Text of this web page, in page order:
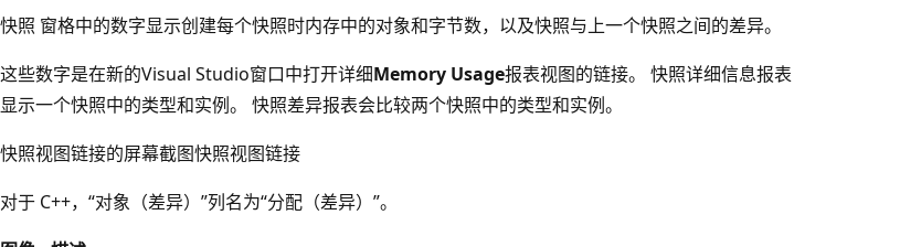
快照 窗格中的数字显示创建每个快照时内存中的对象和字节数，以及快照与上一个快照之间的差异。
这些数字是在新的Visual Studio窗口中打开详细Memory Usage报表视图的链接。 快照详细信息报表
显示一个快照中的类型和实例。 快照差异报表会比较两个快照中的类型和实例。
快照视图链接的屏幕截图快照视图链接
对于 C++，“对象（差异）”列名为“分配（差异）”。